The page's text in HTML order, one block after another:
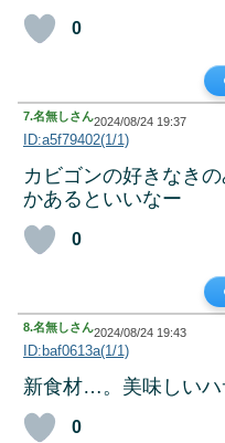
0
7.名無しさん2024/08/24 19:37
ID:a5f79402(1/1)
カビゴンの好きなき
かあるといいなー
0
8.名無しさん2024/08/24 19:43
ID:baf0613a(1/1)
新食材…。美味しいハ
0